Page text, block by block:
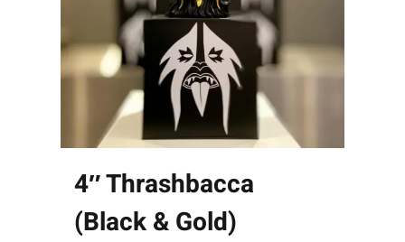
4″ Thrashbacca
(Black & Gold)